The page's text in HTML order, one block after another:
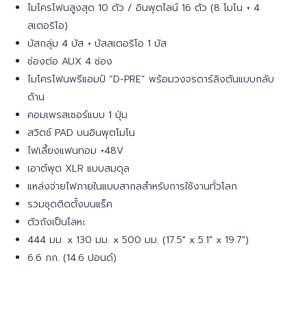
ไมโครโฟนสูงสุด 10 ตัว / อินพุตไลน์ 16 ตัว (8 โมโน + 4
สเตอริโอ)
บัสกลุ่ม 4 บัส + บัสสเตอริโอ 1 บัส
ช่องต่อ AUX 4 ช่อง
ไมโครโฟนพรีแอมป์ “D-PRE” พร้อมวงจรดาร์ลิงตันแบบกลับ
ด้าน
คอมเพรสเซอร์แบบ 1 ปุ่ม
สวิตช์ PAD บนอินพุตโมโน
ไฟเลี้ยงแฟนทอม +48V
เอาต์พุต XLR แบบสมดุล
แหล่งจ่ายไฟภายในแบบสากลสำหรับการใช้งานทั่วโลก
รวมชุดติดตั้งบนแร็ค
ตัวถังเป็นโลหะ
444 มม. x 130 มม. x 500 มม. (17.5″ x 5.1″ x 19.7″)
6.6 กก. (14.6 ปอนด์)